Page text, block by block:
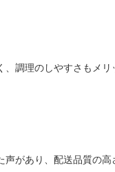
、調理のしやすさもメ
声があり、配送品質の高